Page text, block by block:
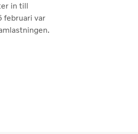
in till
februari var